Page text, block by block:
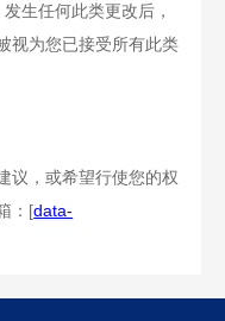
生任何此类更改后，
视为您已接受所有此类
议，或希望行使您的权
： [data-